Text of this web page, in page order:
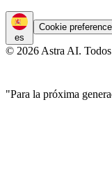
es
Cookie
© 2026 Astra AI. Todos
"Para la próxima